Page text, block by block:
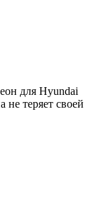
для Hyundai
не теряет своей